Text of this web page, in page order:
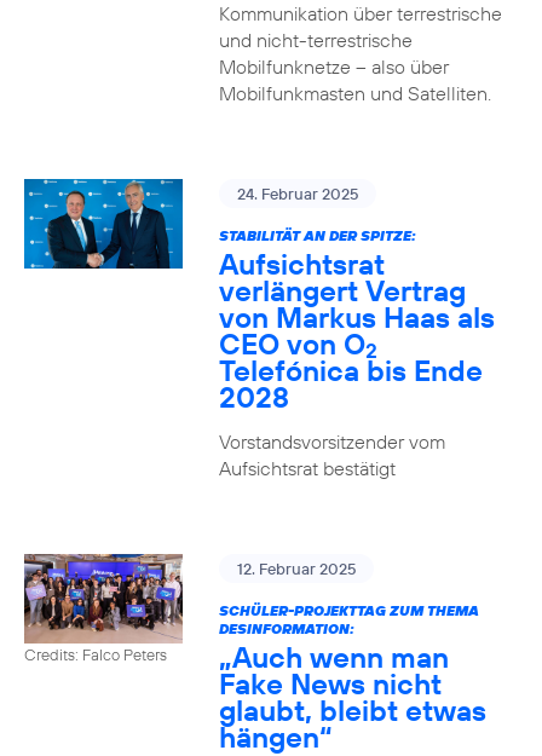
Kommunikation über terrestrische
und nicht-terrestrische
Mobilfunknetze – also über
Mobilfunkmasten und Satelliten.
24. Februar 2025
STABILITÄT AN DER SPITZE:
Aufsichtsrat
verlängert Vertrag
von Markus Haas als
CEO von O2
Telefónica bis Ende
2028
Vorstandsvorsitzender vom
Aufsichtsrat bestätigt
Credits: Falco Peters
12. Februar 2025
SCHÜLER-PROJEKTTAG ZUM THEMA
DESINFORMATION:
„Auch wenn man
Fake News nicht
glaubt, bleibt etwas
hängen“